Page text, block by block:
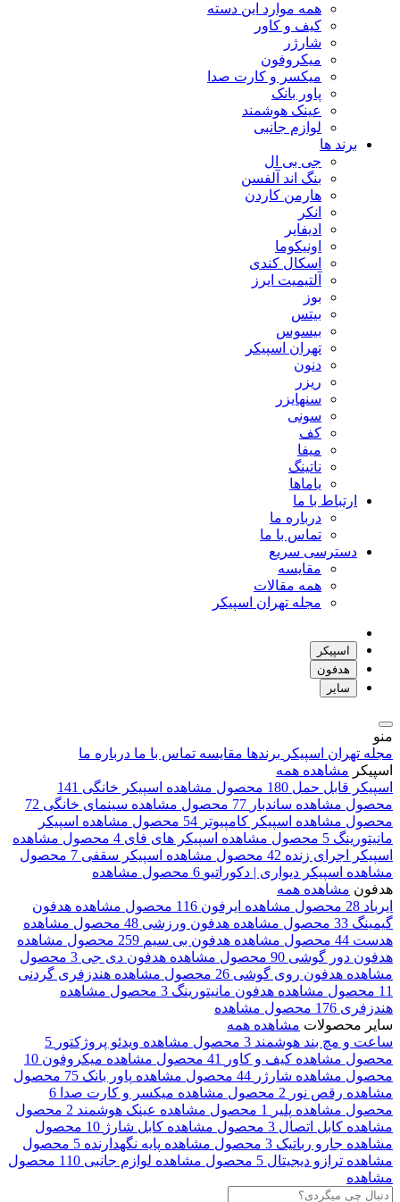
همه موارد این دسته
کیف و کاور
شارژر
میکروفون
میکسر و کارت صدا
پاور بانک
عینک هوشمند
لوازم جانبی
برند ها
جی بی ال
بنگ اند آلفسن
هارمن کاردن
انکر
ادیفایر
اونیکوما
اسکال کندی
آلتیمیت ایرز
بوز
بیتس
بیسوس
تهران اسپیکر
دنون
ریزر
سنهایزر
سونی
کف
میفا
ناتینگ
یاماها
ارتباط با ما
درباره ما
تماس با ما
دسترسی سریع
مقایسه
همه مقالات
مجله تهران اسپیکر
اسپیکر
هدفون
سایر
منو
مجله تهران اسپیکر برندها مقایسه تماس با ما درباره ما
اسپیکر مشاهده همه
اسپیکر قابل حمل 180 محصول مشاهده اسپیکر خانگی 141
محصول مشاهده ساندبار 77 محصول مشاهده سینمای خانگی 72
محصول مشاهده اسپیکر کامپیوتر 54 محصول مشاهده اسپیکر
مانیتورینگ 5 محصول مشاهده اسپیکر های فای 4 محصول
مشاهده
اسپیکر اجرای زنده 42 محصول مشاهده اسپیکر سقفی 7 محصول
مشاهده اسپیکر دیواری | دکوراتیو 6 محصول
مشاهده
هدفون مشاهده همه
ایرباد 28 محصول مشاهده ایرفون 116 محصول مشاهده هدفون
گیمینگ 33 محصول مشاهده هدفون ورزشی 48 محصول
مشاهده
هدست 44 محصول مشاهده هدفون بی سیم 259 محصول
مشاهده
هدفون دور گوشی 90 محصول مشاهده هدفون دی جی 3 محصول
مشاهده هدفون روی گوشی 26 محصول مشاهده هندزفری گردنی
11 محصول
مشاهده هدفون مانیتورینگ 3 محصول
مشاهده
هندزفری 176 محصول
مشاهده
سایر محصولات مشاهده همه
ساعت و مچ بند هوشمند 3 محصول مشاهده ویدئو پروژکتور 5
محصول مشاهده کیف و کاور 41 محصول مشاهده میکروفون 10
محصول مشاهده شارژر 44 محصول مشاهده پاور بانک 75 محصول
مشاهده رقص نور 2 محصول مشاهده میکسر و کارت صدا 6
محصول مشاهده پلیر 1 محصول مشاهده عینک هوشمند 2 محصول
مشاهده کابل اتصال 3 محصول مشاهده کابل شارژ 10 محصول
مشاهده جارو رباتیک 3 محصول مشاهده پایه نگهدارنده 5 محصول
مشاهده ترازو دیجیتال 5 محصول مشاهده لوازم جانبی 110 محصول
مشاهده